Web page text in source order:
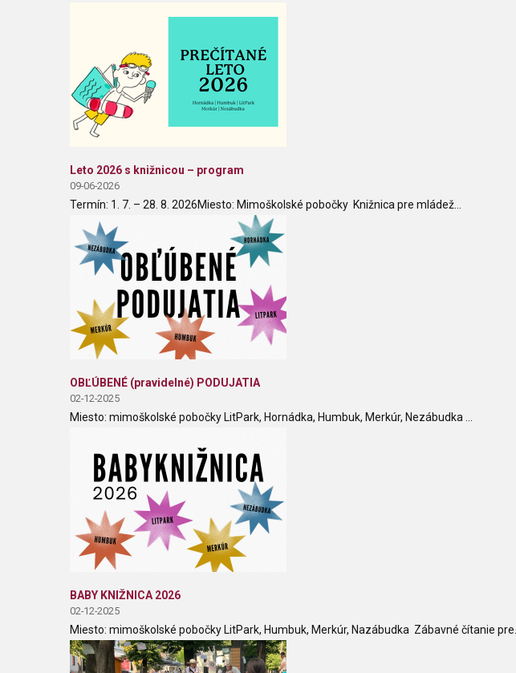
Leto 2026 s knižnicou – program
09-06-2026
Termín: 1. 7. – 28. 8. 2026Miesto: Mimoškolské pobočky Knižnica pre mládež...
OBĽÚBENÉ (pravidelné) PODUJATIA
02-12-2025
Miesto: mimoškolské pobočky LitPark, Hornádka, Humbuk, Merkúr, Nezábudka ...
BABY KNIŽNICA 2026
02-12-2025
Miesto: mimoškolské pobočky LitPark, Humbuk, Merkúr, Nazábudka Zábavné čítanie pre...